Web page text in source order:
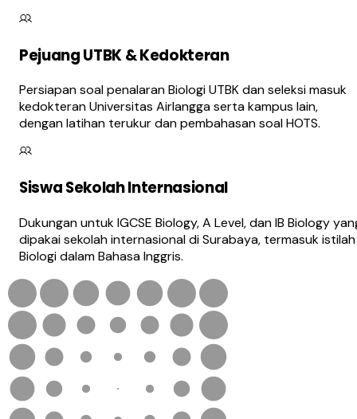
Pejuang UTBK & Kedokteran
Persiapan soal penalaran Biologi UTBK dan seleksi masuk
kedokteran Universitas Airlangga serta kampus lain,
dengan latihan terukur dan pembahasan soal HOTS.
Siswa Sekolah Internasional
Dukungan untuk IGCSE Biology, A Level, dan IB Biology
dipakai sekolah internasional di Surabaya, termasuk istilah
Biologi dalam Bahasa Inggris.